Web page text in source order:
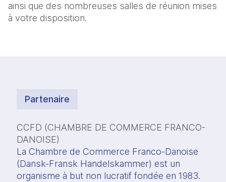
ainsi que des nombreuses salles de réunion mises
à votre disposition.
Partenaire
CCFD (CHAMBRE DE COMMERCE FRANCO-
DANOISE)
La Chambre de Commerce Franco-Danoise
(Dansk-Fransk Handelskammer) est un
organisme à but non lucratif fondée en 1983.